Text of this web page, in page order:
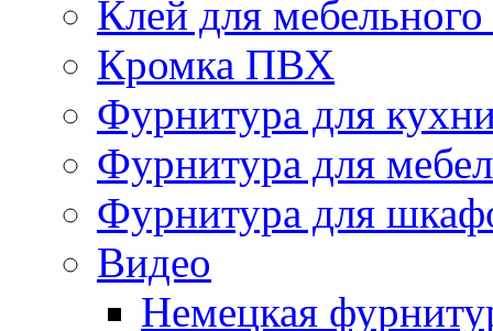
Клей для мебельного
Кромка ПВХ
Фурнитура для
Фурнитура для
Фурнитура для
Видео
Немецкая